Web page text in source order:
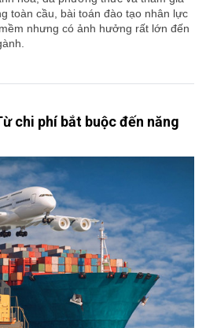
toàn cầu, bài toán đào tạo nhân lực
nhưng có ảnh hưởng rất lớn đến
chi phí bắt buộc đến năng